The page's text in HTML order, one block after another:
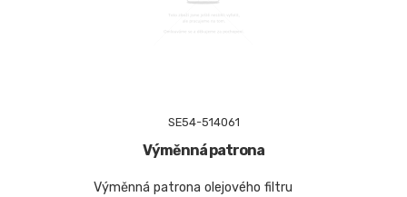
SE54-514061
Výměnná patrona
Výměnná patrona olejového filtru